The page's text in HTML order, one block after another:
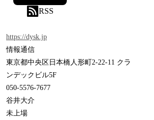
RSS
https://dysk.jp
情報通信
東京都中央区日本橋人形町2-22-11 クラ
ンデックビル5F
050-5576-7677
谷井大介
未上場